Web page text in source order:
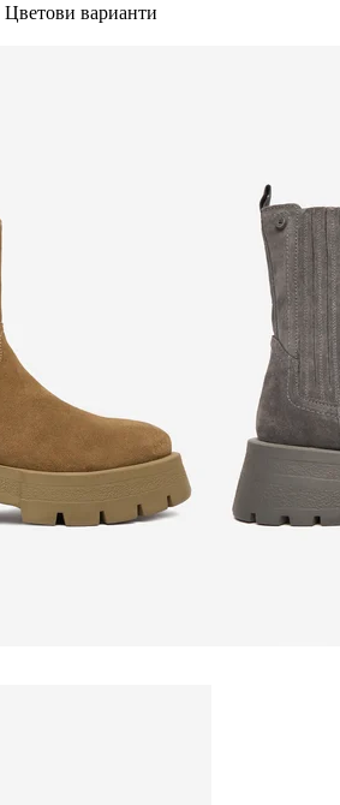
Цветови варианти